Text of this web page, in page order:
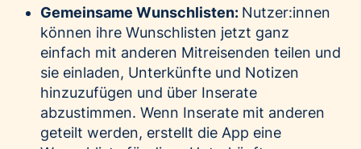
Gemeinsame Wunschlisten: Nutzer:innen
können ihre Wunschlisten jetzt ganz
einfach mit anderen Mitreisenden teilen und
sie einladen, Unterkünfte und Notizen
hinzuzufügen und über Inserate
abzustimmen. Wenn Inserate mit anderen
geteilt werden, erstellt die App eine